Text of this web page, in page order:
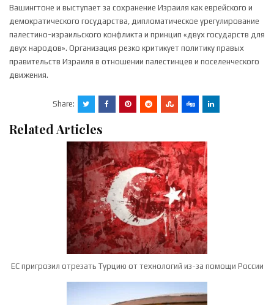
Вашингтоне и выступает за сохранение Израиля как еврейского и
демократического государства, дипломатическое урегулирование
палестино-израильского конфликта и принцип «двух государств для
двух народов». Организация резко критикует политику правых
правительств Израиля в отношении палестинцев и поселенческого
движения.
Share:
Related Articles
ЕС пригрозил отрезать Турцию от технологий из-за помощи России